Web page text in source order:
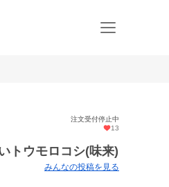
注文受付停止中
13
トウモロコシ(味来)
みんなの投稿を見る